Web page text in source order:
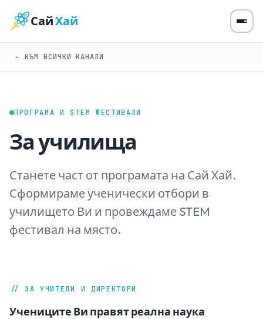
СайХай
← КЪМ ВСИЧКИ КАНАЛИ
ПРОГРАМА И STEM ФЕСТИВАЛИ
За училища
Станете част от програмата на Сай Хай.
Сформираме ученически отбори в
училището Ви и провеждаме STEM
фестивал на място.
// ЗА УЧИТЕЛИ И ДИРЕКТОРИ
Учениците Ви правят реална наука